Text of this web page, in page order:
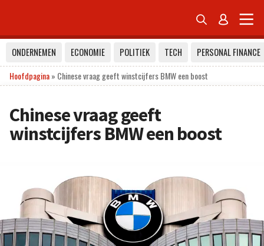
 
ONDERNEMEN ECONOMIE POLITIEK TECH
PERSONAL FINANCE
Hoofdpagina» Chinese vraag geeft winstcijfers BMW een boost
Chinese vraag geeft
winstcijfers BMW een boost